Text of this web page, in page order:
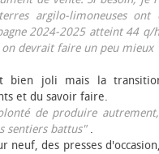
argilo-limoneuses ont
2024-2025 atteint 44 q/
on devrait faire un peu mieux
bien joli mais la
et du savoir faire.
de produire
sentiers battus".
neuf, des presses